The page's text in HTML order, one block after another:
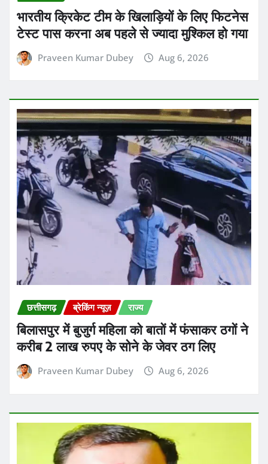
Praveen Kumar Dubey Aug 6, 2026
छत्तीसगढ़ राज्य
बिलासपुर में बुजुर्ग महिला को बातों में फंसाकर ठगों ने
करीब 2 लाख रुपए के सोने के जेवर ठग लिए
Praveen Kumar Dubey Aug 6, 2026